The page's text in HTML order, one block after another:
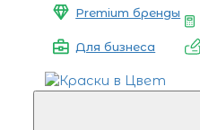
Premium бренды
Для бизнеса